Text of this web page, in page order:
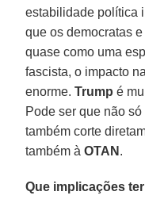
estabilidade política
que os democratas
quase como uma
fascista, o impacto
enorme.Trump é
Pode ser que não
também corte
também àOTAN .
Que implicações